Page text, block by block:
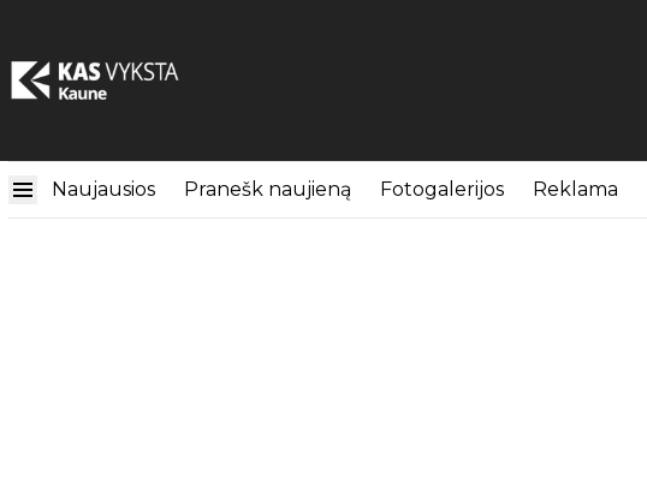
Naujausios Pranešk naujieną Fotogalerijos Reklama